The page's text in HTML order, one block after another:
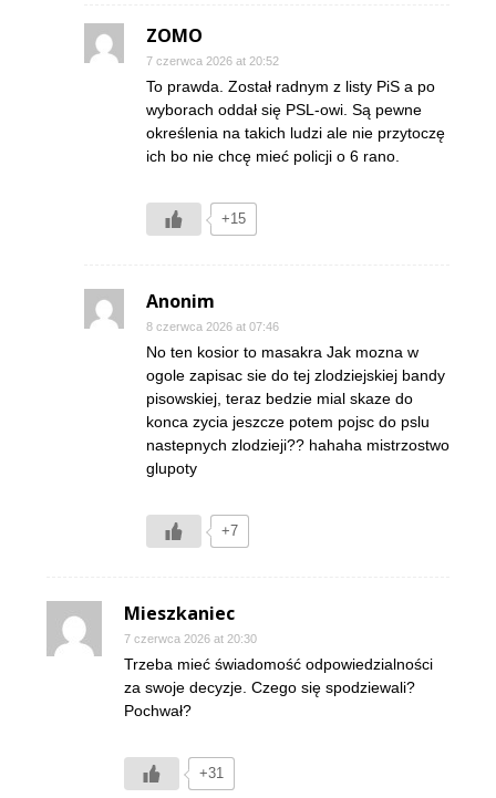
ZOMO
7 czerwca 2026 at 20:52
To prawda. Został radnym z listy PiS a po
wyborach oddał się PSL-owi. Są pewne
określenia na takich ludzi ale nie przytoczę
ich bo nie chcę mieć policji o 6 rano.
+15
Anonim
8 czerwca 2026 at 07:46
No ten kosior to masakra Jak mozna w
ogole zapisac sie do tej zlodziejskiej bandy
pisowskiej, teraz bedzie mial skaze do
konca zycia jeszcze potem pojsc do pslu
nastepnych zlodzieji?? hahaha mistrzostwo
glupoty
+7
Mieszkaniec
7 czerwca 2026 at 20:30
Trzeba mieć świadomość odpowiedzialności
za swoje decyzje. Czego się spodziewali?
Pochwał?
+31